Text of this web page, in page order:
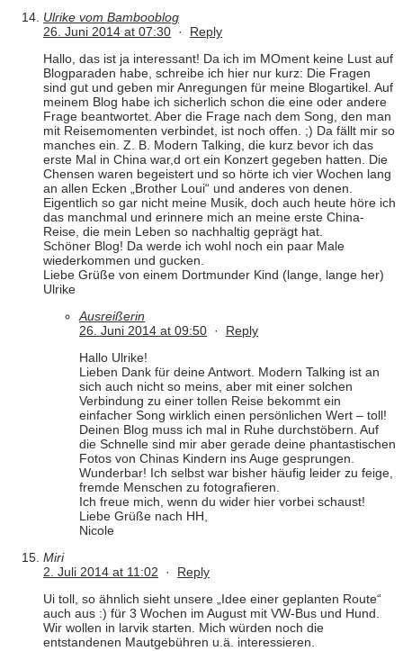
Ulrike vom Bambooblog
26. Juni 2014 at 07:30 · Reply
Hallo, das ist ja interessant! Da ich im MOment keine Lust auf
Blogparaden habe, schreibe ich hier nur kurz: Die Fragen
sind gut und geben mir Anregungen für meine Blogartikel. Auf
meinem Blog habe ich sicherlich schon die eine oder andere
Frage beantwortet. Aber die Frage nach dem Song, den man
mit Reisemomenten verbindet, ist noch offen. ;) Da fällt mir so
manches ein. Z. B. Modern Talking, die kurz bevor ich das
erste Mal in China war,d ort ein Konzert gegeben hatten. Die
Chensen waren begeistert und so hörte ich vier Wochen lang
an allen Ecken „Brother Loui“ und anderes von denen.
Eigentlich so gar nicht meine Musik, doch auch heute höre ich
das manchmal und erinnere mich an meine erste China-
Reise, die mein Leben so nachhaltig geprägt hat.
Schöner Blog! Da werde ich wohl noch ein paar Male
wiederkommen und gucken.
Liebe Grüße von einem Dortmunder Kind (lange, lange her)
Ulrike
Ausreißerin
26. Juni 2014 at 09:50 · Reply
Hallo Ulrike!
Lieben Dank für deine Antwort. Modern Talking ist an
sich auch nicht so meins, aber mit einer solchen
Verbindung zu einer tollen Reise bekommt ein
einfacher Song wirklich einen persönlichen Wert – toll!
Deinen Blog muss ich mal in Ruhe durchstöbern. Auf
die Schnelle sind mir aber gerade deine phantastischen
Fotos von Chinas Kindern ins Auge gesprungen.
Wunderbar! Ich selbst war bisher häufig leider zu feige,
fremde Menschen zu fotografieren.
Ich freue mich, wenn du wider hier vorbei schaust!
Liebe Grüße nach HH,
Nicole
Miri
2. Juli 2014 at 11:02 · Reply
Ui toll, so ähnlich sieht unsere „Idee einer geplanten Route“
auch aus :) für 3 Wochen im August mit VW-Bus und Hund.
Wir wollen in larvik starten. Mich würden noch die
entstandenen Mautgebühren u.ä. interessieren.